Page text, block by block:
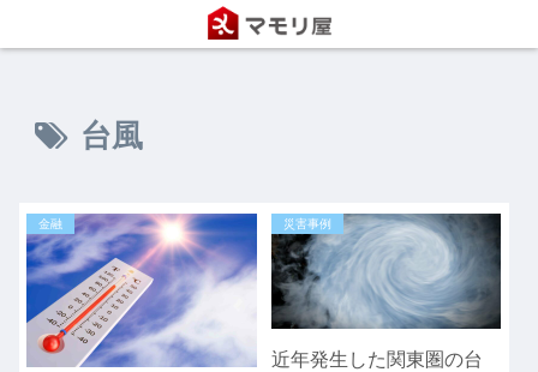
台風
金融 災害事例
近年発生した関東圏の台